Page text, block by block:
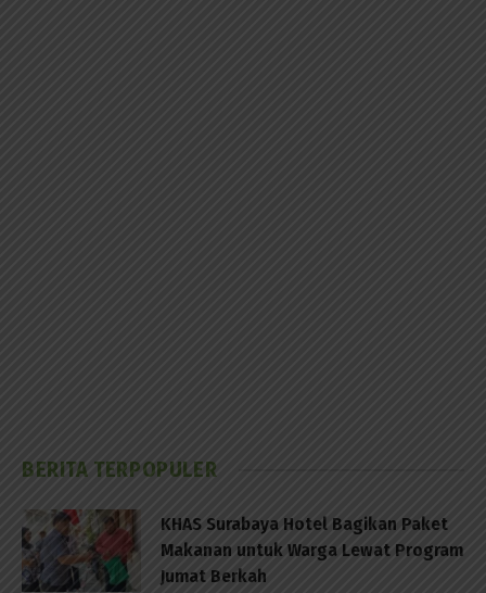
BERITA TERPOPULER
KHAS Surabaya Hotel Bagikan Paket
Makanan untuk Warga Lewat Program
Jumat Berkah